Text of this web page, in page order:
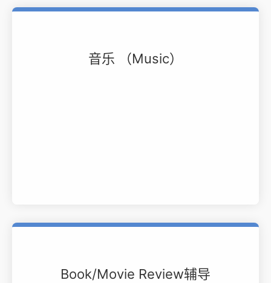
音乐 （Music）
Book/Movie Review辅导